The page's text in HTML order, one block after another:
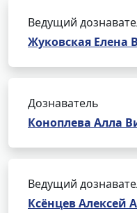
Ведущий
Жуковская Елена
Дознаватель
Коноплева Алла
Ведущий
Ксёнцев Алексей